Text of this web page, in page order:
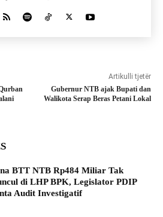
Artikulli tjetër
Gubernur NTB ajak Bupati dan
Walikota Serap Beras Petani Lokal
BTT NTB Rp484 Miliar Tak
di LHP BPK, Legislator PDIP
Audit Investigatif